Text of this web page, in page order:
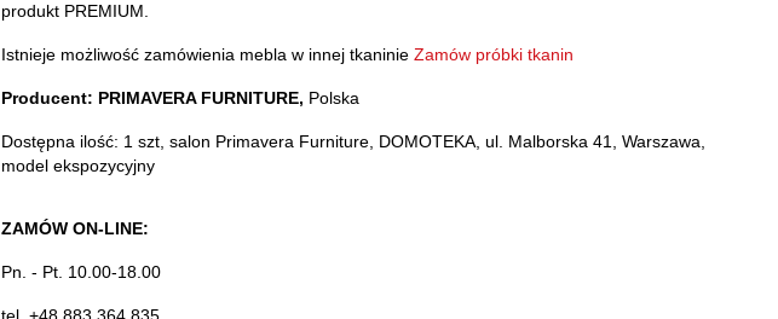
produkt PREMIUM.
Istnieje możliwość zamówienia mebla w innej tkaninie Zamów próbki tkanin
Producent: PRIMAVERA FURNITURE, Polska
Dostępna ilość: 1 szt, salon Primavera Furniture, DOMOTEKA, ul. Malborska 41, Warszawa,
model ekspozycyjny
ZAMÓW ON-LINE:
Pn. - Pt. 10.00-18.00